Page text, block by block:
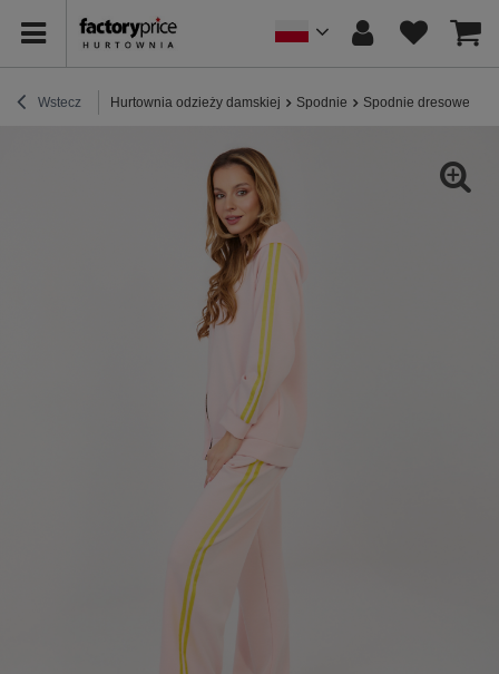
Wstecz Hurtownia odzieży damskiej Spodnie Spodnie dresowe